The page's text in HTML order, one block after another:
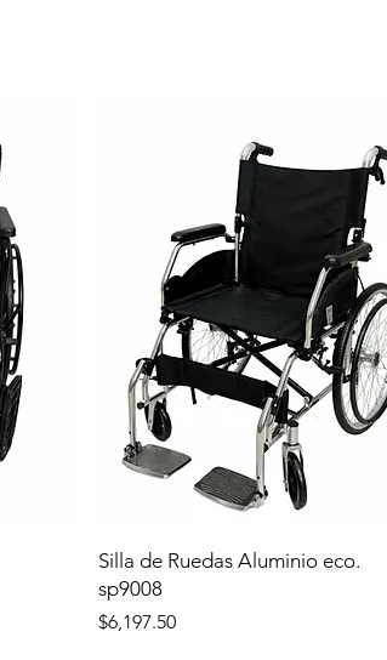
Silla de Ruedas Aluminio eco.
sp9008
Precio
$6,197.50